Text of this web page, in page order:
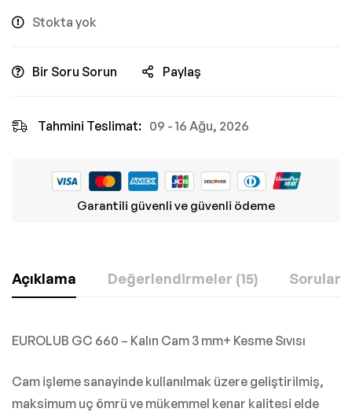
Stokta yok
Bir Soru Sorun Paylaş
Tahmini Teslimat: 09 - 16 Ağu, 2026
Garantili güvenli ve güvenli ödeme
Açıklama Değerlendirmeler (15) Sorular
EUROLUB GC 660 – Kalın Cam 3 mm+ Kesme Sıvısı
Cam işleme sanayinde kullanılmak üzere geliştirilmiş,
maksimum uç ömrü ve mükemmel kenar kalitesi elde